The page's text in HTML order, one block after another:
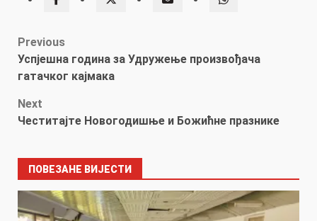
Post
navigation
Previous
Успјешна година за Удружење произвођача
гатачког кајмака
Next
Честитајте Новогодишње и Божићне празникe
ПОВЕЗАНЕ ВИЈЕСТИ